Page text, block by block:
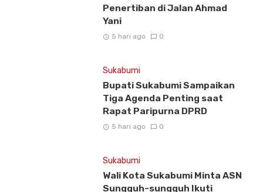
Penertiban di Jalan Ahmad
Yani
5 hari ago 0
Sukabumi
Bupati Sukabumi Sampaikan
Tiga Agenda Penting saat
Rapat Paripurna DPRD
5 hari ago 0
Sukabumi
Wali Kota Sukabumi Minta ASN
Sungguh-sungguh Ikuti